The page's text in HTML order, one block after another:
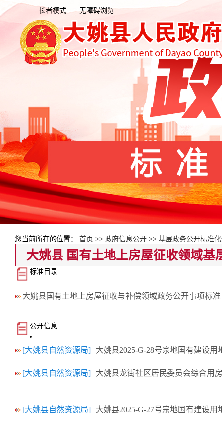
无障碍浏览
长者模式
您当前所在的位置： 首页 >> 政府信息公开 >> 基层政务公开标准
大姚县 国有土地上房屋征收领域基
标准目录
大姚县国有土地上房屋征收与补偿领域政务公开事项标准
公开信息
[大姚县自然资源局] 大姚县2025-G-28号宗地国有建设
[大姚县自然资源局] 大姚县龙街社区居民委员会综合用
[大姚县自然资源局] 大姚县2025-G-27号宗地国有建设